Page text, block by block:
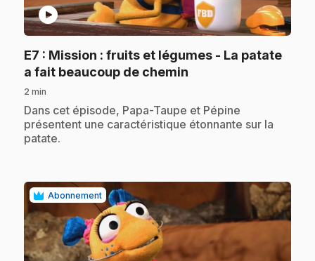
play_circle
E7 : Mission : fruits et légumes - La patate
a fait beaucoup de chemin
2 min
.Dans cet épisode, Papa-Taupe et Pépine
présentent une caractéristique étonnante sur la
patate.
Abonnement